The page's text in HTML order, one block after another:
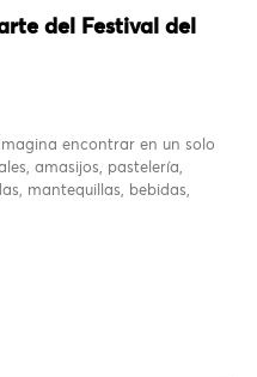
del Festival del
encontrar en un solo
amasijos, pastelería,
mantequillas, bebidas,